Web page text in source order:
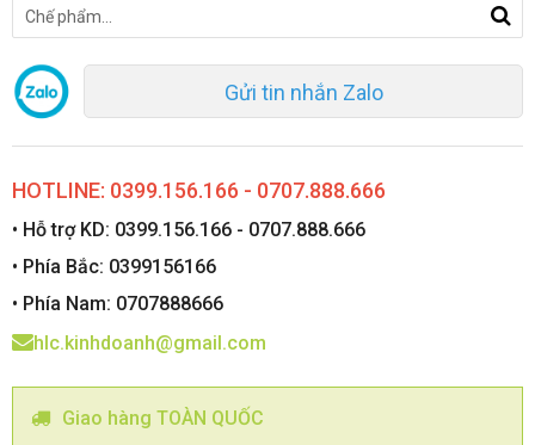
Gửi tin nhắn Zalo
HOTLINE: 0399.156.166 - 0707.888.666
• Hỗ trợ KD: 0399.156.166 - 0707.888.666
• Phía Bắc: 0399156166
• Phía Nam: 0707888666
hlc.kinhdoanh@gmail.com
Giao hàng TOÀN QUỐC